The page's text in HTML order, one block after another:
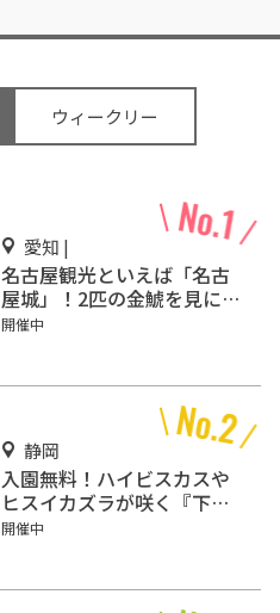
ウィークリー
愛知 |
名古屋観光といえば「名古
屋城」！2匹の金鯱を見に
行こう
開催中
静岡
入園無料！ハイビスカスや
ヒスイカズラが咲く『下賀
茂熱帯植物園』で南国気分
開催中